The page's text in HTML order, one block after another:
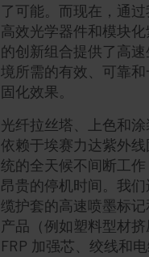
了可能。而现在，通过
高效光学器件和模块
的创新组合提供了高速
境所需的有效、可靠和
固化效果。
光纤拉丝塔、上色和涂
依赖于埃赛力达紫外线
统的全天候不间断工作
昂贵的停机时间。我们
缆护套的高速喷墨标记
产品（例如塑料型材挤
FRP 加强芯、绞线和